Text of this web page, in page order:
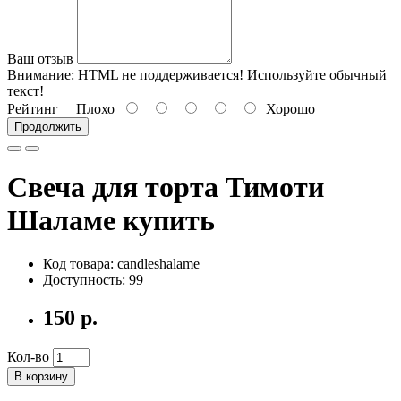
Ваш отзыв
Внимание: HTML не поддерживается! Используйте обычный
текст!
Рейтинг Плохо Хорошо
Продолжить
Свеча для торта Тимоти
Шаламе купить
Код товара: candleshalame
Доступность: 99
150 р.
Кол-во
В корзину